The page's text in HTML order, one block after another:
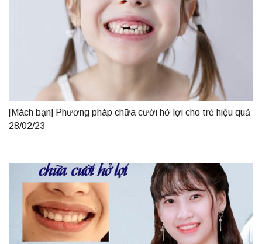
[Mách bạn] Phương pháp chữa cười hở lợi cho trẻ hiệu quả
28/02/23